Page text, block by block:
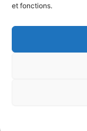
et fonctions.
LaBelleBiere
Copyright © 2026